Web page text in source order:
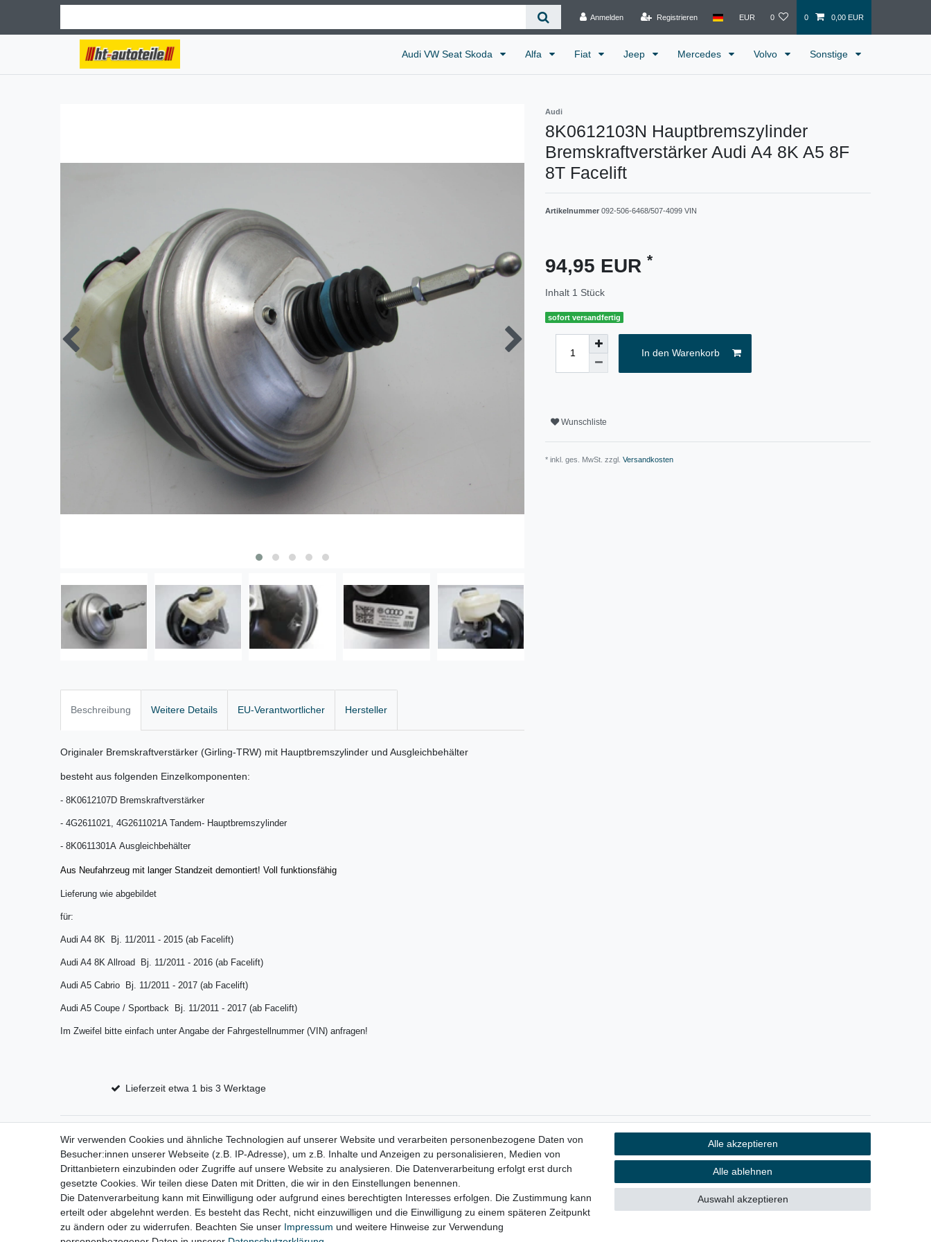
Anmelden Registrieren EUR 0 0 0,00 EUR
Audi VW Seat Skoda Alfa Fiat Jeep Mercedes Volvo Sonstige
Audi
8K0612103N Hauptbremszylinder
Bremskraftverstärker Audi A4 8K A5 8F
8T Facelift
Artikelnummer 092-506-6468/507-4099 VIN
94,95 EUR *
Inhalt 1 Stück
sofort versandfertig
In den Warenkorb
Wunschliste
* inkl. ges. MwSt. zzgl. Versandkosten
Beschreibung Weitere Details EU-Verantwortlicher Hersteller
Originaler Bremskraftverstärker (Girling-TRW) mit Hauptbremszylinder und Ausgleichbehälter
besteht aus folgenden Einzelkomponenten:
- 8K0612107D Bremskraftverstärker
- 4G2611021, 4G2611021A Tandem- Hauptbremszylinder
- 8K0611301A Ausgleichbehälter
Aus Neufahrzeug mit langer Standzeit demontiert! Voll funktionsfähig
Lieferung wie abgebildet
für:
Audi A4 8K Bj. 11/2011 - 2015 (ab Facelift)
Audi A4 8K Allroad Bj. 11/2011 - 2016 (ab Facelift)
Audi A5 Cabrio Bj. 11/2011 - 2017 (ab Facelift)
Audi A5 Coupe / Sportback Bj. 11/2011 - 2017 (ab Facelift)
Im Zweifel bitte einfach unter Angabe der Fahrgestellnummer (VIN) anfragen!
Lieferzeit etwa 1 bis 3 Werktage
Wir verwenden Cookies und ähnliche Technologien auf unserer Website und verarbeiten personenbezogene Daten von
Besucher:innen unserer Webseite (z.B. IP-Adresse), um z.B. Inhalte und Anzeigen zu personalisieren, Medien von
Drittanbietern einzubinden oder Zugriffe auf unsere Website zu analysieren. Die Datenverarbeitung erfolgt erst durch
gesetzte Cookies. Wir teilen diese Daten mit Dritten, die wir in den Einstellungen benennen.
Die Datenverarbeitung kann mit Einwilligung oder aufgrund eines berechtigten Interesses erfolgen. Die Zustimmung kann
erteilt oder abgelehnt werden. Es besteht das Recht, nicht einzuwilligen und die Einwilligung zu einem späteren Zeitpunkt
zu ändern oder zu widerrufen. Beachten Sie unser Impressum und weitere Hinweise zur Verwendung
Alle akzeptieren
Alle ablehnen
Auswahl akzeptieren
Impressum Widerrufs­recht
© Copyright 2026 | Alle Rechte vorbehalten.